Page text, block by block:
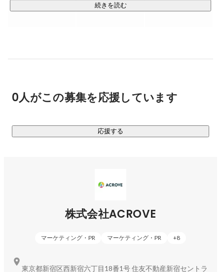
「ECロールアップ事業」は、ECブランドのM&Aを通じてブ
株式会社ACROVEはCX事業とECロールアップ事業を同時に展
両事業間のシナジー効果による顧客貢献性の高いサービスを
提供し、ブランドの成長を支援します。
続きを読む
0人がこの募集を応援しています
応援する
株式会社ACROVE
マーケティング・PR マーケティング・PR +8
東京都新宿区西新宿六丁目18番1号 住友不動産新宿セントラ